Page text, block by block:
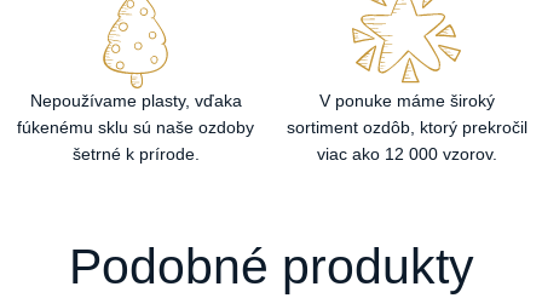
Nepoužívame plasty, vďaka
fúkenému sklu sú naše ozdoby
šetrné k prírode.
V ponuke máme široký
sortiment ozdôb, ktorý prekročil
viac ako 12 000 vzorov.
Podobné produkty